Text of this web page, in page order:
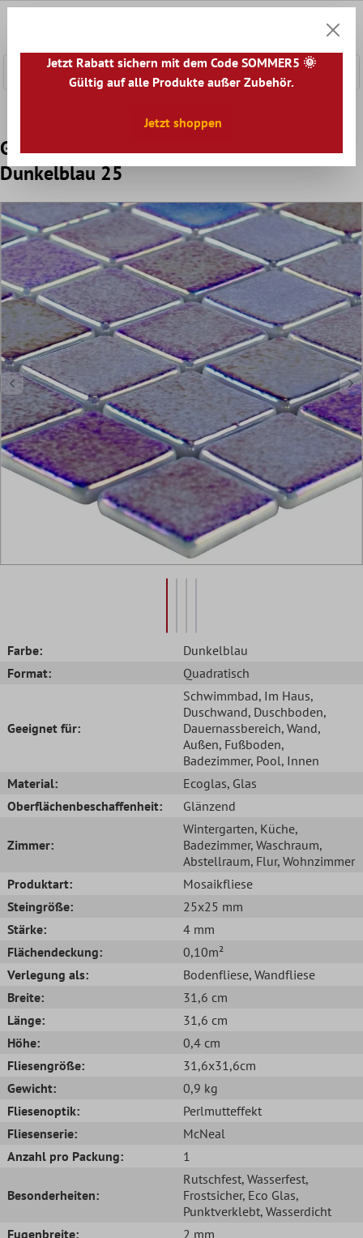
Glas Schwimmbad Pool Mosaik McNeal
Dunkelblau 25
Farbe:
Dunkelblau
Format:
Quadratisch
Geeignet für:
Schwimmbad, Im Haus,
Duschwand, Duschboden,
Dauernassbereich, Wand,
Außen, Fußboden,
Badezimmer, Pool, Innen
Material:
Ecoglas, Glas
Oberflächenbeschaffenheit:
Glänzend
Zimmer:
Wintergarten, Küche,
Badezimmer, Waschraum,
Abstellraum, Flur, Wohnzimmer
Produktart:
Mosaikfliese
Steingröße:
25x25 mm
Stärke:
4 mm
Flächendeckung:
0,10m²
Verlegung als:
Bodenfliese, Wandfliese
Breite:
31,6 cm
Länge:
31,6 cm
Höhe:
0,4 cm
Fliesengröße:
31,6x31,6cm
Gewicht:
0,9 kg
Fliesenoptik:
Perlmutteffekt
Fliesenserie:
McNeal
Anzahl pro Packung:
1
Besonderheiten:
Rutschfest, Wasserfest,
Frostsicher, Eco Glas,
Punktverklebt, Wasserdicht
Fugenbreite:
2 mm
Jetzt Rabatt sichern mit dem Code SOMMER5 🌞
Gültig auf alle Produkte außer Zubehör.
Jetzt shoppen